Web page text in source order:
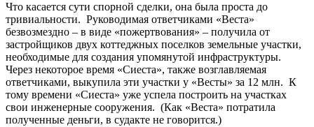
Что касается сути спорной сделки, она была проста до
тривиальности. Руководимая ответчиками «Веста»
безвозмездно – в виде «пожертвования» – получила от
застройщиков двух коттеджных поселков земельные участки,
необходимые для создания упомянутой инфраструктуры.
Через некоторое время «Сиеста», также возглавляемая
ответчиками, выкупила эти участки у «Весты» за 12 млн. К
тому времени «Сиеста» уже успела построить на участках
свои инженерные сооружения. (Как «Веста» потратила
полученные деньги, в судакте не говорится.)